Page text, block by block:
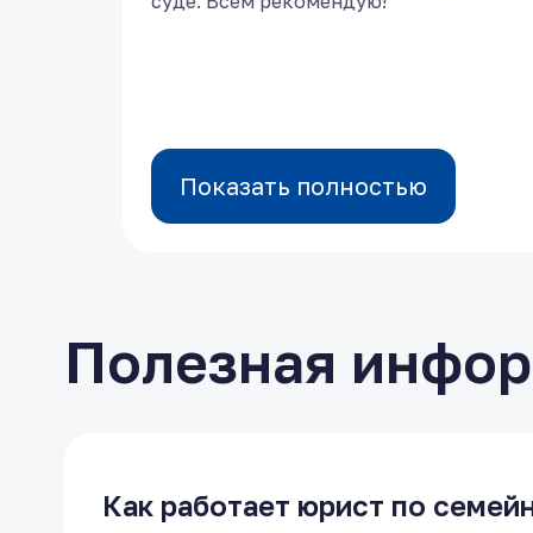
Показать полностью
Показать полностью
Полезная
Как работает юрист по